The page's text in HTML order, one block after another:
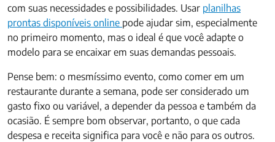
com suas necessidades e possibilidades. Usar planilhas
prontas disponíveis online pode ajudar sim, especialmente
no primeiro momento, mas o ideal é que você adapte o
modelo para se encaixar em suas demandas pessoais.
Pense bem: o mesmíssimo evento, como comer em um
restaurante durante a semana, pode ser considerado um
gasto fixo ou variável, a depender da pessoa e também da
ocasião. É sempre bom observar, portanto, o que cada
despesa e receita significa para você e não para os outros.